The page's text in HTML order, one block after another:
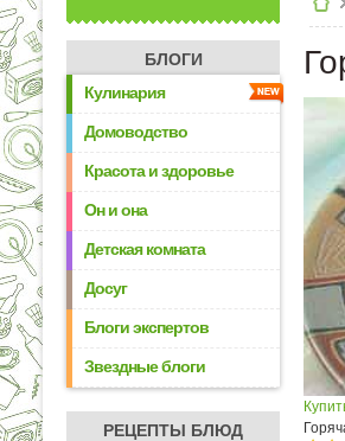
БЛОГИ
Кулинария
Домоводство
Красота и здоровье
Он и она
Детская комната
Досуг
Блоги экспертов
Звездные блоги
РЕЦЕПТЫ БЛЮД